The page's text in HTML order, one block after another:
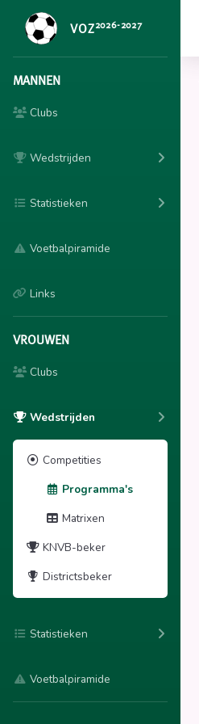
VOZ2026-2027
MANNEN
Clubs
Wedstrijden
Statistieken
Voetbalpiramide
Links
VROUWEN
Clubs
Wedstrijden
Competities
Programma's
Matrixen
KNVB-beker
Districtsbeker
Statistieken
Voetbalpiramide